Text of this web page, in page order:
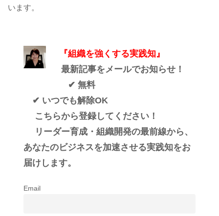
います。
『組織を強くする実践知』
最新記事をメールでお知らせ！
✔ 無料
✔ いつでも解除OK
こちらから登録してください！
リーダー育成・組織開発の最前線から、
あなたのビジネスを加速させる実践知をお
届けします。
Email